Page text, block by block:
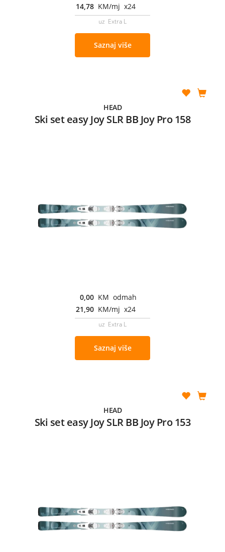
14,78 KM/mj x24
uz Extra L
Saznaj više
HEAD
Ski set easy Joy SLR BB Joy Pro 158
0,00 KM odmah
21,90 KM/mj x24
uz Extra L
Saznaj više
HEAD
Ski set easy Joy SLR BB Joy Pro 153